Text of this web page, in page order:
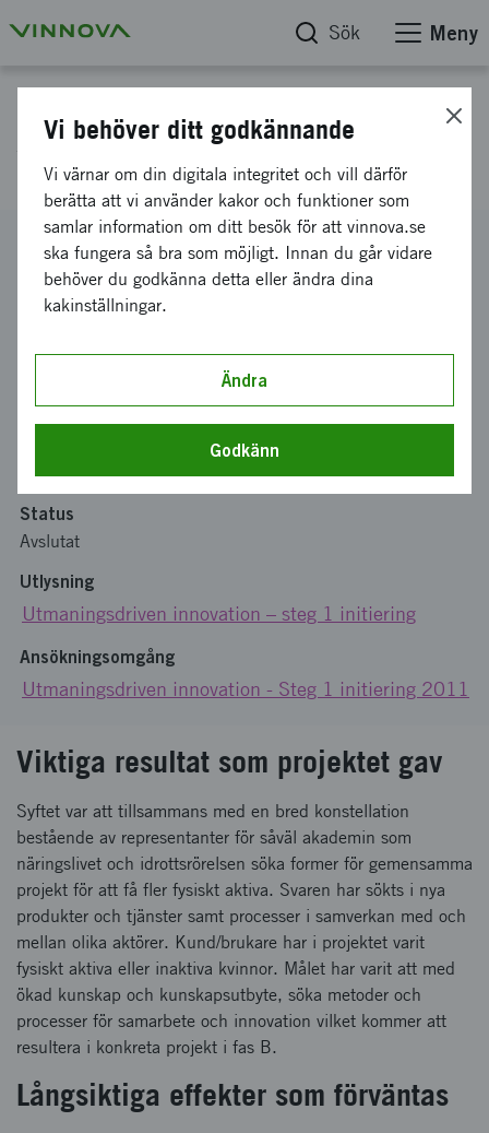
Sök Meny
World Village of Women Sports
Diarienummer
2011-02519
Koordinator
750 000 kronor
november 2011-april 2012
Status
Avslutat
Utlysning
Utmaningsdriven innovation – steg 1 initiering
Ansökningsomgång
Utmaningsdriven innovation - Steg 1 initiering 2011
Viktiga resultat som projektet gav
Syftet var att tillsammans med en bred konstellation
bestående av representanter för såväl akademin som
näringslivet och idrottsrörelsen söka former för gemensamma
projekt för att få fler fysiskt aktiva. Svaren har sökts i nya
produkter och tjänster samt processer i samverkan med och
mellan olika aktörer. Kund/brukare har i projektet varit
fysiskt aktiva eller inaktiva kvinnor. Målet har varit att med
ökad kunskap och kunskapsutbyte, söka metoder och
processer för samarbete och innovation vilket kommer att
resultera i konkreta projekt i fas B.
Långsiktiga effekter som förväntas
Vi behöver ditt godkännande
Vi värnar om din digitala integritet och vill därför
berätta att vi använder kakor och funktioner som
samlar information om ditt besök för att vinnova.se
ska fungera så bra som möjligt. Innan du går vidare
behöver du godkänna detta eller ändra dina
kakinställningar.
Ändra
Godkänn